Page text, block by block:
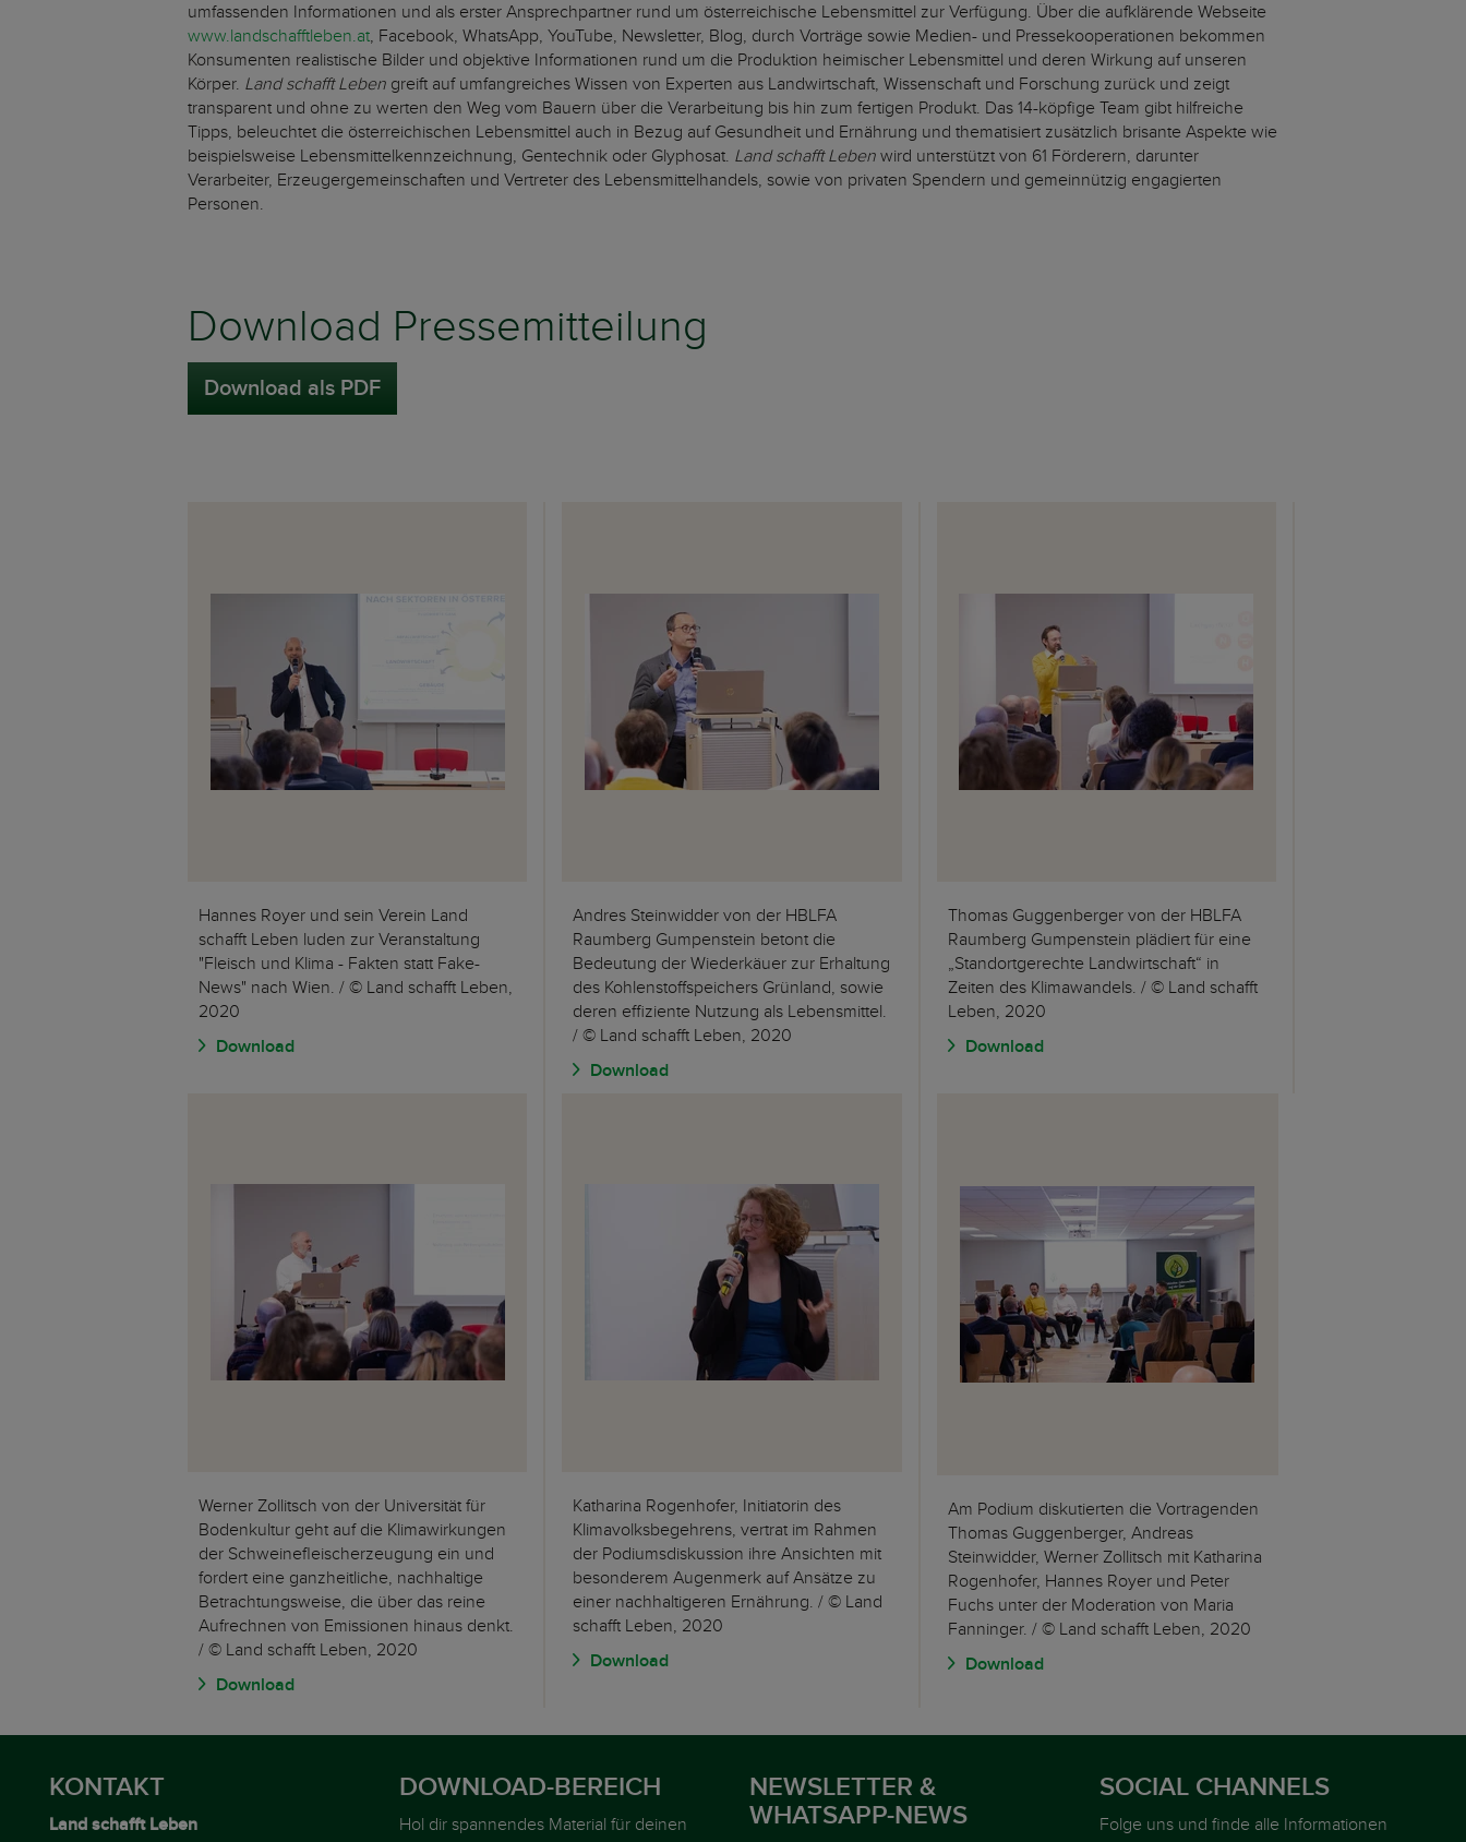
umfassenden Informationen und als erster Ansprechpartner rund um österreichische Lebensmittel zur Verfügung. Über die aufklärende Webseite
www.landschafftleben.at, Facebook, WhatsApp, YouTube, Newsletter, Blog, durch Vorträge sowie Medien- und Pressekooperationen bekommen
Konsumenten realistische Bilder und objektive Informationen rund um die Produktion heimischer Lebensmittel und deren Wirkung auf unseren
Körper. Land schafft Leben greift auf umfangreiches Wissen von Experten aus Landwirtschaft, Wissenschaft und Forschung zurück und zeigt
transparent und ohne zu werten den Weg vom Bauern über die Verarbeitung bis hin zum fertigen Produkt. Das 14-köpfige Team gibt hilfreiche
Tipps, beleuchtet die österreichischen Lebensmittel auch in Bezug auf Gesundheit und Ernährung und thematisiert zusätzlich brisante Aspekte wie
beispielsweise Lebensmittelkennzeichnung, Gentechnik oder Glyphosat. Land schafft Leben wird unterstützt von 61 Förderern, darunter
Verarbeiter, Erzeugergemeinschaften und Vertreter des Lebensmittelhandels, sowie von privaten Spendern und gemeinnützig engagierten
Personen.
Download Pressemitteilung
Download als PDF
Hannes Royer und sein Verein Land
schafft Leben luden zur Veranstaltung
"Fleisch und Klima - Fakten statt Fake-
News" nach Wien. / © Land schafft Leben,
2020
Download
Andres Steinwidder von der HBLFA
Raumberg Gumpenstein betont die
Bedeutung der Wiederkäuer zur Erhaltung
des Kohlenstoffspeichers Grünland, sowie
deren effiziente Nutzung als Lebensmittel.
/ © Land schafft Leben, 2020
Download
Thomas Guggenberger von der HBLFA
Raumberg Gumpenstein plädiert für eine
„Standortgerechte Landwirtschaft“ in
Zeiten des Klimawandels. / © Land schafft
Leben, 2020
Download
Werner Zollitsch von der Universität für
Bodenkultur geht auf die Klimawirkungen
der Schweinefleischerzeugung ein und
fordert eine ganzheitliche, nachhaltige
Betrachtungsweise, die über das reine
Aufrechnen von Emissionen hinaus denkt.
/ © Land schafft Leben, 2020
Download
Katharina Rogenhofer, Initiatorin des
Klimavolksbegehrens, vertrat im Rahmen
der Podiumsdiskussion ihre Ansichten mit
besonderem Augenmerk auf Ansätze zu
einer nachhaltigeren Ernährung. / © Land
schafft Leben, 2020
Download
Am Podium diskutierten die Vortragenden
Thomas Guggenberger, Andreas
Steinwidder, Werner Zollitsch mit Katharina
Rogenhofer, Hannes Royer und Peter
Fuchs unter der Moderation von Maria
Fanninger. / © Land schafft Leben, 2020
Download
KONTAKT
Land schafft Leben
DOWNLOAD-BEREICH
Hol dir spannendes Material für deinen
NEWSLETTER &
WHATSAPP-NEWS
SOCIAL CHANNELS
Folge uns und finde alle Informationen